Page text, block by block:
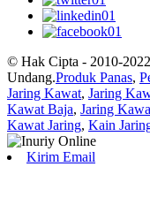
© Hak Cipta - 2010-
Undang.Produk Panas,
Jaring Kawat, Jaring
Kawat Baja, Jaring
Kawat Jaring, Kain
Kirim Email